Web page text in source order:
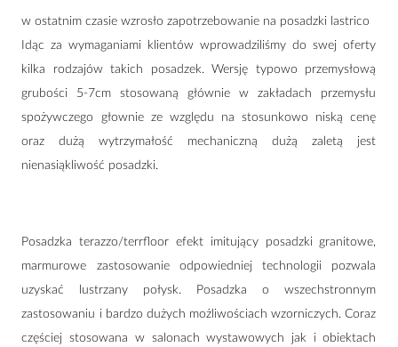
w ostatnim czasie wzrosło zapotrzebowanie na posadzki lastrico
Idąc za wymaganiami klientów wprowadziliśmy do swej oferty
kilka rodzajów takich posadzek. Wersję typowo przemysłową
grubości 5-7cm stosowaną głównie w zakładach przemysłu
spożywczego głownie ze względu na stosunkowo niską cenę
oraz dużą wytrzymałość mechaniczną dużą zaletą jest
nienasiąkliwość posadzki.
Posadzka terazzo/terrfloor efekt imitujący posadzki granitowe,
marmurowe zastosowanie odpowiedniej technologii pozwala
uzyskać lustrzany połysk. Posadzka o wszechstronnym
zastosowaniu i bardzo dużych możliwościach wzorniczych. Coraz
częściej stosowana w salonach wystawowych jak i obiektach